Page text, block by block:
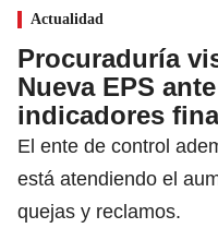
Actualidad
Procuraduría
Nueva EPS
indicadores
El ente de control
está atendiendo el
quejas y reclamos.